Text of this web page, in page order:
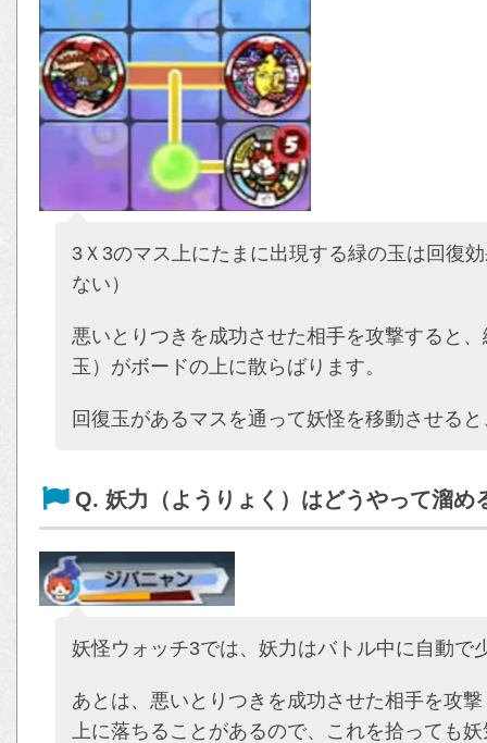
3Ｘ3のマス上にたまに出現する緑の玉は回復
ない）
悪いとりつきを成功させた相手を攻撃すると
玉）がボードの上に散らばります。
回復玉があるマスを通って妖怪を移動させる
Q. 妖力（ようりょく）はどうやって溜め
妖怪ウォッチ3では、妖力はバトル中に自動で
あとは、悪いとりつきを成功させた相手を攻
上に落ちることがあるので、これを拾っても